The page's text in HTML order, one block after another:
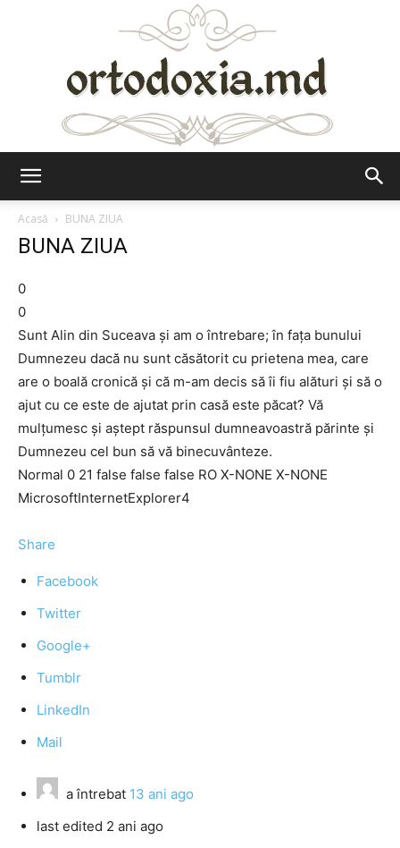
Acasă
BUNA ZIUA
BUNA ZIUA
0
0
Sunt Alin din Suceava şi am o întrebare; în faţa bunului
Dumnezeu dacă nu sunt căsătorit cu prietena mea, care
are o boală cronică şi că m-am decis să îi fiu alături şi să o
ajut cu ce este de ajutat prin casă este păcat? Vă
mulţumesc şi aştept răspunsul dumneavoastră părinte şi
Dumnezeu cel bun să vă binecuvânteze.
Normal 0 21 false false false RO X-NONE X-NONE
MicrosoftInternetExplorer4
Share
Facebook
Twitter
Google+
Tumblr
LinkedIn
Mail
a întrebat 13 ani ago
last edited 2 ani ago